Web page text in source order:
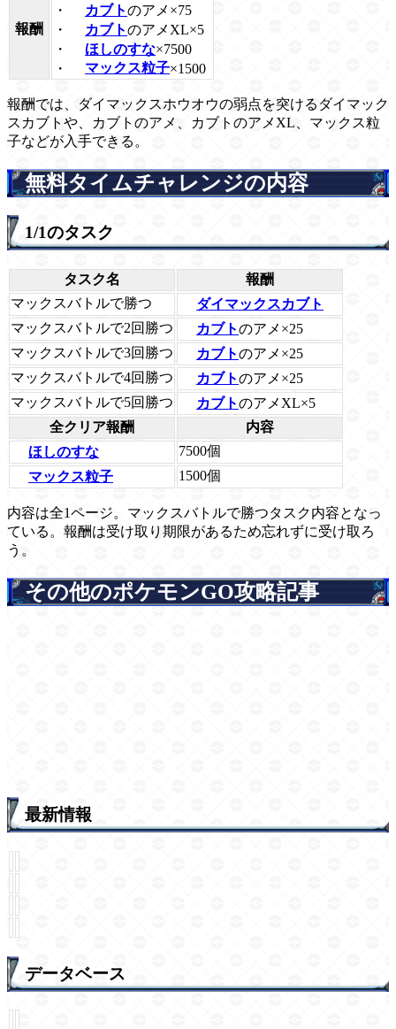
報酬
・
カブトのアメ×75
・
カブトのアメXL×5
・
ほしのすな×7500
・
マックス粒子×1500
報酬では、ダイマックスホウオウの弱点を突けるダイマック
スカブトや、カブトのアメ、カブトのアメXL、マックス粒
子などが入手できる。
無料タイムチャレンジの内容
1/1のタスク
タスク名
報酬
マックスバトルで勝つ
ダイマックスカブト
マックスバトルで2回勝つ
カブトのアメ×25
マックスバトルで3回勝つ
カブトのアメ×25
マックスバトルで4回勝つ
カブトのアメ×25
マックスバトルで5回勝つ
カブトのアメXL×5
全クリア報酬
内容
ほしのすな
7500個
マックス粒子
1500個
内容は全1ページ。マックスバトルで勝つタスク内容となっ
ている。報酬は受け取り期限があるため忘れずに受け取ろ
う。
その他のポケモンGO攻略記事
最新情報
データベース